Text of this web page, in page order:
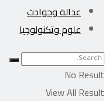
عدالة وحوادث
علوم وتكنولوجيا
No Result
View All Result